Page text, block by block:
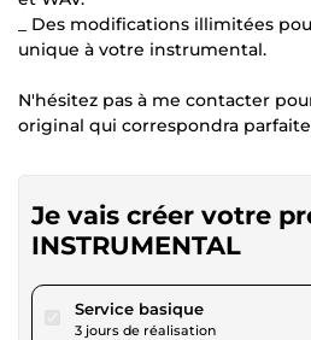
_ Des modifications illimitées
unique à votre instrumental.
N'hésitez pas à me contacter
original qui correspondra
Je vais créer votre
INSTRUMENTAL
Service basiquepour 17,28 $US
3 jours de réalisation